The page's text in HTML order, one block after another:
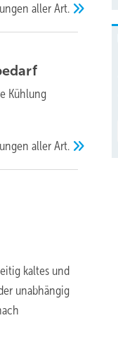
allerArt.
Kühlung
allerArt.
kaltes und
unabhängig